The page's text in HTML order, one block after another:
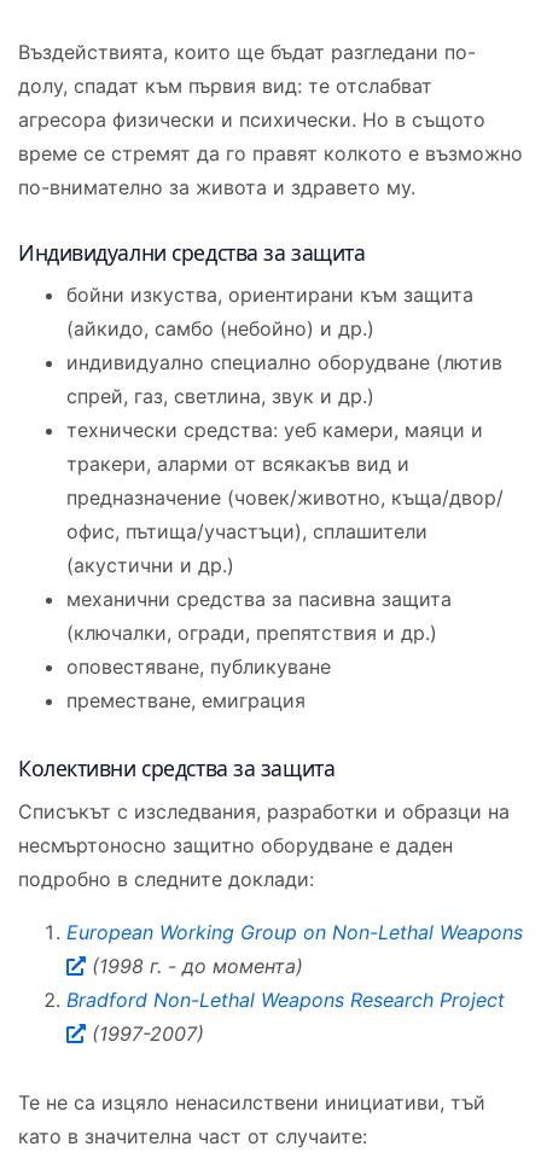
Въздействията, които ще бъдат разгледани по-
долу, спадат към първия вид: те отслабват
агресора физически и психически. Но в същото
време се стремят да го правят колкото е възможно
по-внимателно за живота и здравето му.
Индивидуални средства за защита
бойни изкуства, ориентирани към защита
(айкидо, самбо (небойно) и др.)
индивидуално специално оборудване (лютив
спрей, газ, светлина, звук и др.)
технически средства: уеб камери, маяци и
тракери, аларми от всякакъв вид и
предназначение (човек/животно, къща/двор/
офис, пътища/участъци), сплашители
(акустични и др.)
механични средства за пасивна защита
(ключалки, огради, препятствия и др.)
оповестяване, публикуване
преместване, емиграция
Колективни средства за защита
Списъкът с изследвания, разработки и образци на
несмъртоносно защитно оборудване е даден
подробно в следните доклади:
European Working Group on Non-Lethal Weapons
(1998 г. - до момента)
Bradford Non-Lethal Weapons Research Project
(1997-2007)
Те не са изцяло ненасилствени инициативи, тъй
като в значителна част от случаите: